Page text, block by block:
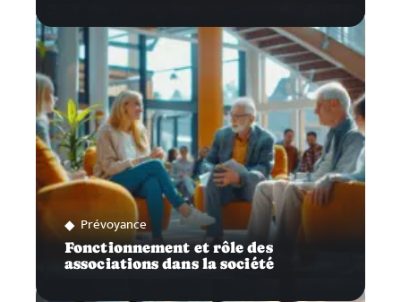
Prévoyance
Fonctionnement et rôle des
associations dans la société